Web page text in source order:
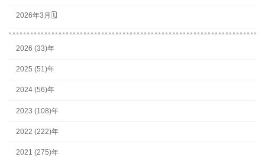
2026年3月🗓
2026 (33)年
2025 (51)年
2024 (56)年
2023 (108)年
2022 (222)年
2021 (275)年